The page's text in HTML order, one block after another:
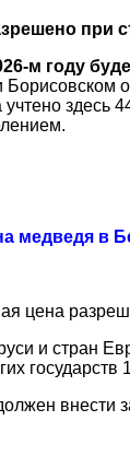
при
м году
учтено
медведя в
цена
и стран
государств
внести